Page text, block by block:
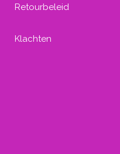
Retourbeleid
Klachten